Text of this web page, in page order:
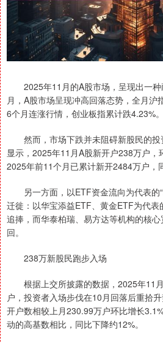
2025年11月的A股市场，呈现出一种
月，A股市场呈现冲高回落态势，全月沪
6个月连涨行情，创业板指累计跌4.23%。
然而，市场下跌并未阻碍新股民的投
显示，2025年11月A股新开户238万户，
2025年前11个月已累计新开2484万户，
另一方面，以ETF资金流向为代表的“
迁徙：以华宝添益ETF、黄金ETF为代
追捧，而华泰柏瑞、易方达等机构的核
回。
238万新股民跑步入场
根据上交所披露的数据，2025年11
户，投资者入场步伐在10月回落后重拾
开户数相较上月230.99万户环比增长
动的高基数相比，同比下降约12%。